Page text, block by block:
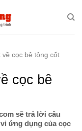
cọc bê tông cốt
cọc bê
sẽ trả lời câu
ứng dụng của cọc